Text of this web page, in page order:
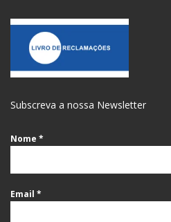
Subscreva a nossa Newsletter
Nome *
Email *